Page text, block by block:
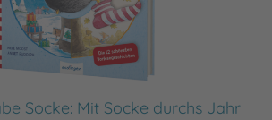
Socke: Mit Socke durchs Jahr